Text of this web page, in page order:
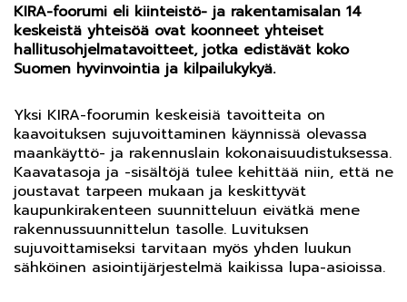
KIRA-foorumi eli kiinteistö- ja rakentamisalan 14
keskeistä yhteisöä ovat koonneet yhteiset
hallitusohjelmatavoitteet, jotka edistävät koko
Suomen hyvinvointia ja kilpailukykyä.
Yksi KIRA-foorumin keskeisiä tavoitteita on
kaavoituksen sujuvoittaminen käynnissä olevassa
maankäyttö- ja rakennuslain kokonaisuudistuksessa.
Kaavatasoja ja -sisältöjä tulee kehittää niin, että ne
joustavat tarpeen mukaan ja keskittyvät
kaupunkirakenteen suunnitteluun eivätkä mene
rakennussuunnittelun tasolle. Luvituksen
sujuvoittamiseksi tarvitaan myös yhden luukun
sähköinen asiointijärjestelmä kaikissa lupa-asioissa.